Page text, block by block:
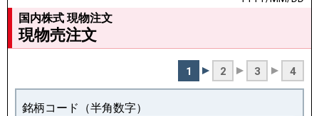
国内株式 現物注文
現物売注文
1 2 3 4
銘柄コード（半角数字）